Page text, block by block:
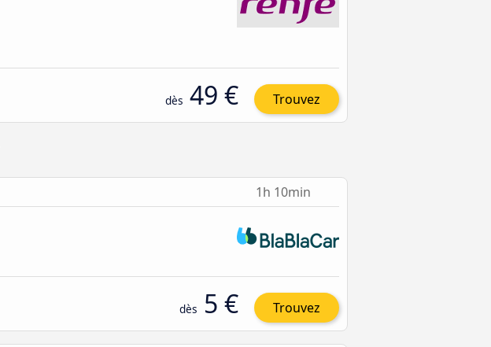
dès 49 € Trouvez
1h 10min
dès 5 € Trouvez